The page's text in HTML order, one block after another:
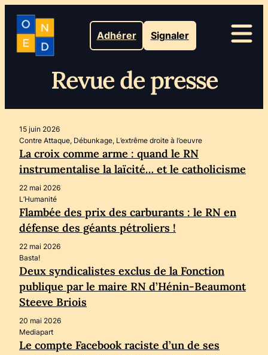
Adhérer Signaler
Revue de presse
15 juin 2026
Contre Attaque, Débunkage, L’extrême droite à l’oeuvre
La croix comme arme : quand le RN
instrumentalise la laïcité… et le catholicisme
22 mai 2026
L’Humanité
Flambée des prix des carburants : le RN en
défense des géants pétroliers !
22 mai 2026
Basta!
Deux syndicalistes exclus de la Fonction
publique par le maire RN d’Hénin-Beaumont
Steeve Briois
20 mai 2026
Mediapart
Le compte Facebook raciste d’un de ses